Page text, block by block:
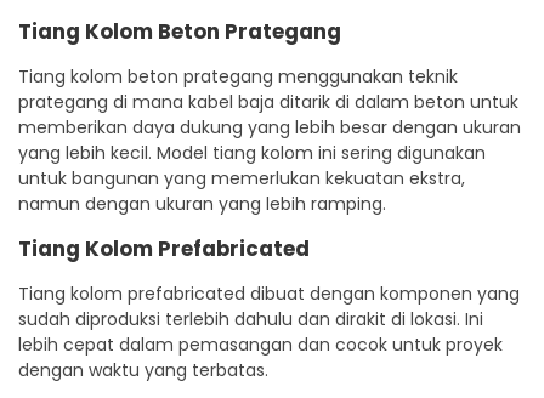
Tiang Kolom Beton Prategang
Tiang kolom beton prategang menggunakan teknik
prategang di mana kabel baja ditarik di dalam beton untuk
memberikan daya dukung yang lebih besar dengan ukuran
yang lebih kecil. Model tiang kolom ini sering digunakan
untuk bangunan yang memerlukan kekuatan ekstra,
namun dengan ukuran yang lebih ramping.
Tiang Kolom Prefabricated
Tiang kolom prefabricated dibuat dengan komponen yang
sudah diproduksi terlebih dahulu dan dirakit di lokasi. Ini
lebih cepat dalam pemasangan dan cocok untuk proyek
dengan waktu yang terbatas.